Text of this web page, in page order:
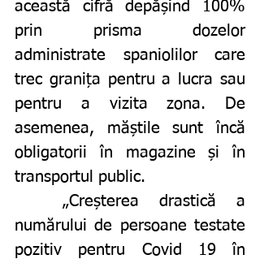
această cifră depășind 100%
prin prisma dozelor
administrate spaniolilor care
trec granița pentru a lucra sau
pentru a vizita zona. De
asemenea, măștile sunt încă
obligatorii în magazine și în
transportul public.
numărului de persoane testate
pozitiv pentru Covid 19 în